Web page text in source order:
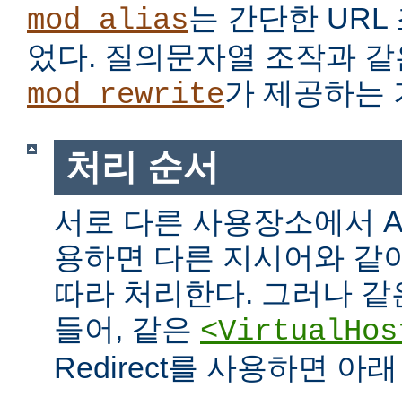
mod_alias는 간단한 URL
었다. 질의문자열 조작과
mod_rewrite가 제공하는
처리 순서
서로 다른 사용장소에서
용하면 다른 지시어와 같
따라 처리한다. 그러나
들어, 같은
Redirect를 사용하면 아